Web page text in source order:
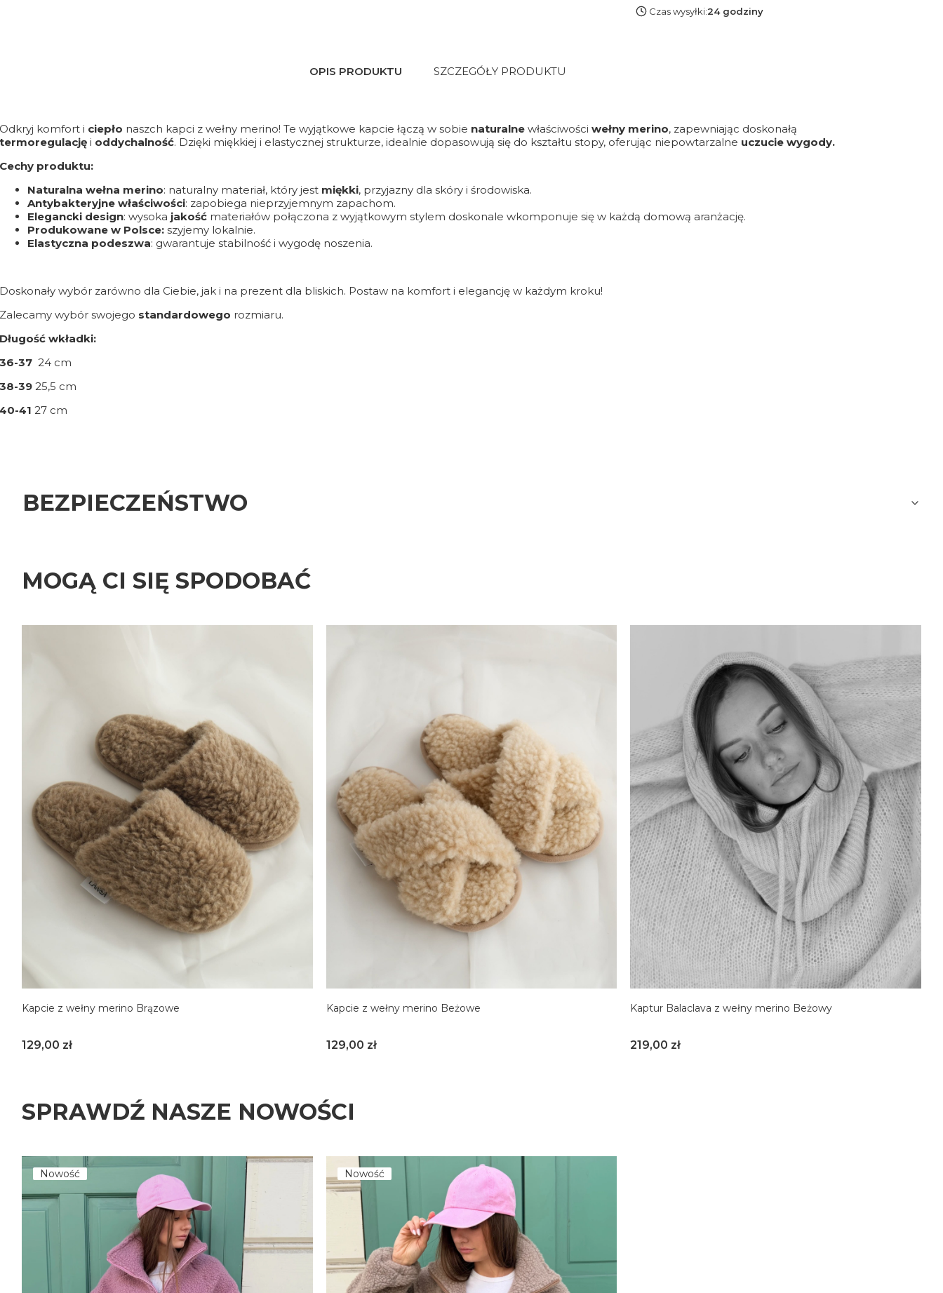
Czas wysyłki:24 godziny
OPIS PRODUKTU SZCZEGÓŁY PRODUKTU
Odkryj komfort i ciepło naszch kapci z wełny merino! Te wyjątkowe kapcie łączą w sobie naturalne właściwości wełny merino, zapewniając doskonałą
termoregulację i oddychalność. Dzięki miękkiej i elastycznej strukturze, idealnie dopasowują się do kształtu stopy, oferując niepowtarzalne uczucie wygody.
Cechy produktu:
Naturalna wełna merino: naturalny materiał, który jest miękki, przyjazny dla skóry i środowiska.
Antybakteryjne właściwości: zapobiega nieprzyjemnym zapachom.
Elegancki design: wysoka jakość materiałów połączona z wyjątkowym stylem doskonale wkomponuje się w każdą domową aranżację.
Produkowane w Polsce: szyjemy lokalnie.
Elastyczna podeszwa: gwarantuje stabilność i wygodę noszenia.
Doskonały wybór zarówno dla Ciebie, jak i na prezent dla bliskich. Postaw na komfort i elegancję w każdym kroku!
Zalecamy wybór swojego standardowego rozmiaru.
Długość wkładki:
36-37 24 cm
38-39 25,5 cm
40-41 27 cm
BEZPIECZEŃSTWO
MOGĄ CI SIĘ SPODOBAĆ
Kapcie z wełny merino Brązowe
Cena
129,00 zł
Kapcie z wełny merino Beżowe
Cena
129,00 zł
Kaptur Balaclava z wełny merino Beżowy
Cena
219,00 zł
SPRAWDŹ NASZE NOWOŚCI
Nowość Nowość